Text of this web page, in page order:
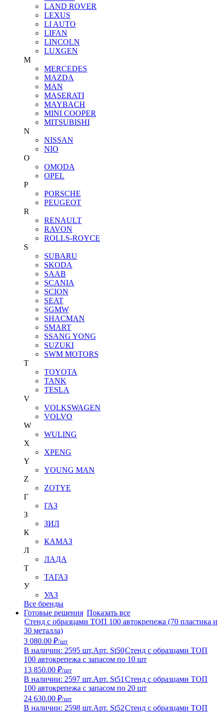
LAND ROVER
LEXUS
LI AUTO
LIFAN
LINCOLN
LUXGEN
M
MERCEDES
MAZDA
MAN
MASERATI
MAYBACH
MINI COOPER
MITSUBISHI
N
NISSAN
NIO
O
OMODA
OPEL
P
PORSCHE
PEUGEOT
R
RENAULT
RAVON
ROLLS-ROYCE
S
SUBARU
SKODA
SAAB
SCANIA
SCION
SEAT
SGMW
SHACMAN
SMART
SSANG YONG
SUZUKI
SWM MOTORS
T
TOYOTA
TANK
TESLA
V
VOLKSWAGEN
VOLVO
W
WULING
X
XPENG
Y
YOUNG MAN
Z
ZOTYE
Г
ГАЗ
З
ЗИЛ
К
КАМАЗ
Л
ЛАДА
Т
ТАГАЗ
У
УАЗ
Все бренды
Готовые решения Показать все
Стенд с образцами ТОП 100 автокрепежа (70 пластика и
30 металла)
3 080.00 ₽/шт
В наличии: 2595 шт.Арт. St50Стенд с образцами ТОП
100 автокрепежа с запасом по 10 шт
13 850.00 ₽/шт
В наличии: 2597 шт.Арт. St51 Стенд с образцами ТОП
100 автокрепежа с запасом по 20 шт
24 630.00 ₽/шт
В наличии: 2598 шт.Арт. St52Стенд с образцами ТОП